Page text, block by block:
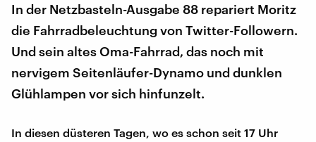
In der Netzbasteln-Ausgabe 88 repariert Moritz
die Fahrradbeleuchtung von Twitter-Followern.
Und sein altes Oma-Fahrrad, das noch mit
nervigem Seitenläufer-Dynamo und dunklen
Glühlampen vor sich hinfunzelt.
In diesen düsteren Tagen, wo es schon seit 17 Uhr